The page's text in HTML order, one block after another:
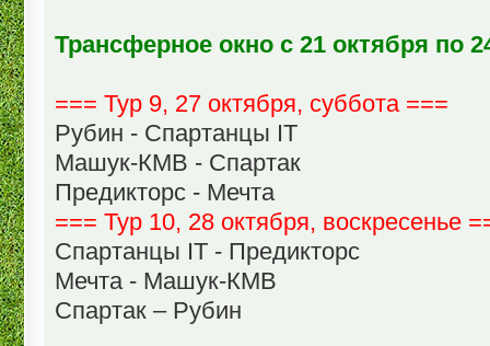
Трансферное окно с 21 октября по
=== Тур 9, 27 октября, суббота ===
Рубин - Спартанцы IT
Машук-КМВ - Спартак
Предикторс - Мечта
=== Тур 10, 28 октября, воскресенье
Спартанцы IT - Предикторс
Мечта - Машук-КМВ
Спартак – Рубин